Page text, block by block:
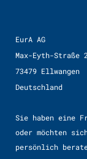
EurA AG
Max-Eyth-Straße 2
73479 Ellwangen
Deutschland
Sie haben eine
oder möchten
persönlich